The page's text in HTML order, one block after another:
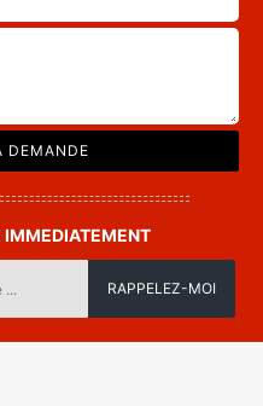
IMMEDIATEMENT